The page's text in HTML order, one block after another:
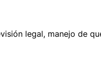
legal, manejo de